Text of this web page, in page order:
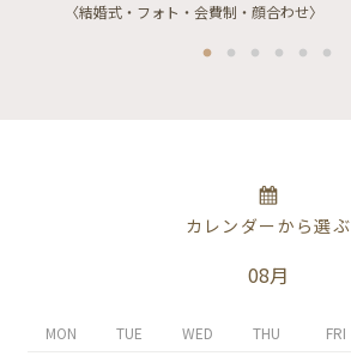
〈結婚式・フォト・会費制・顔合わせ〉
カレンダーから選ぶ
08月
MON TUE WED THU FRI